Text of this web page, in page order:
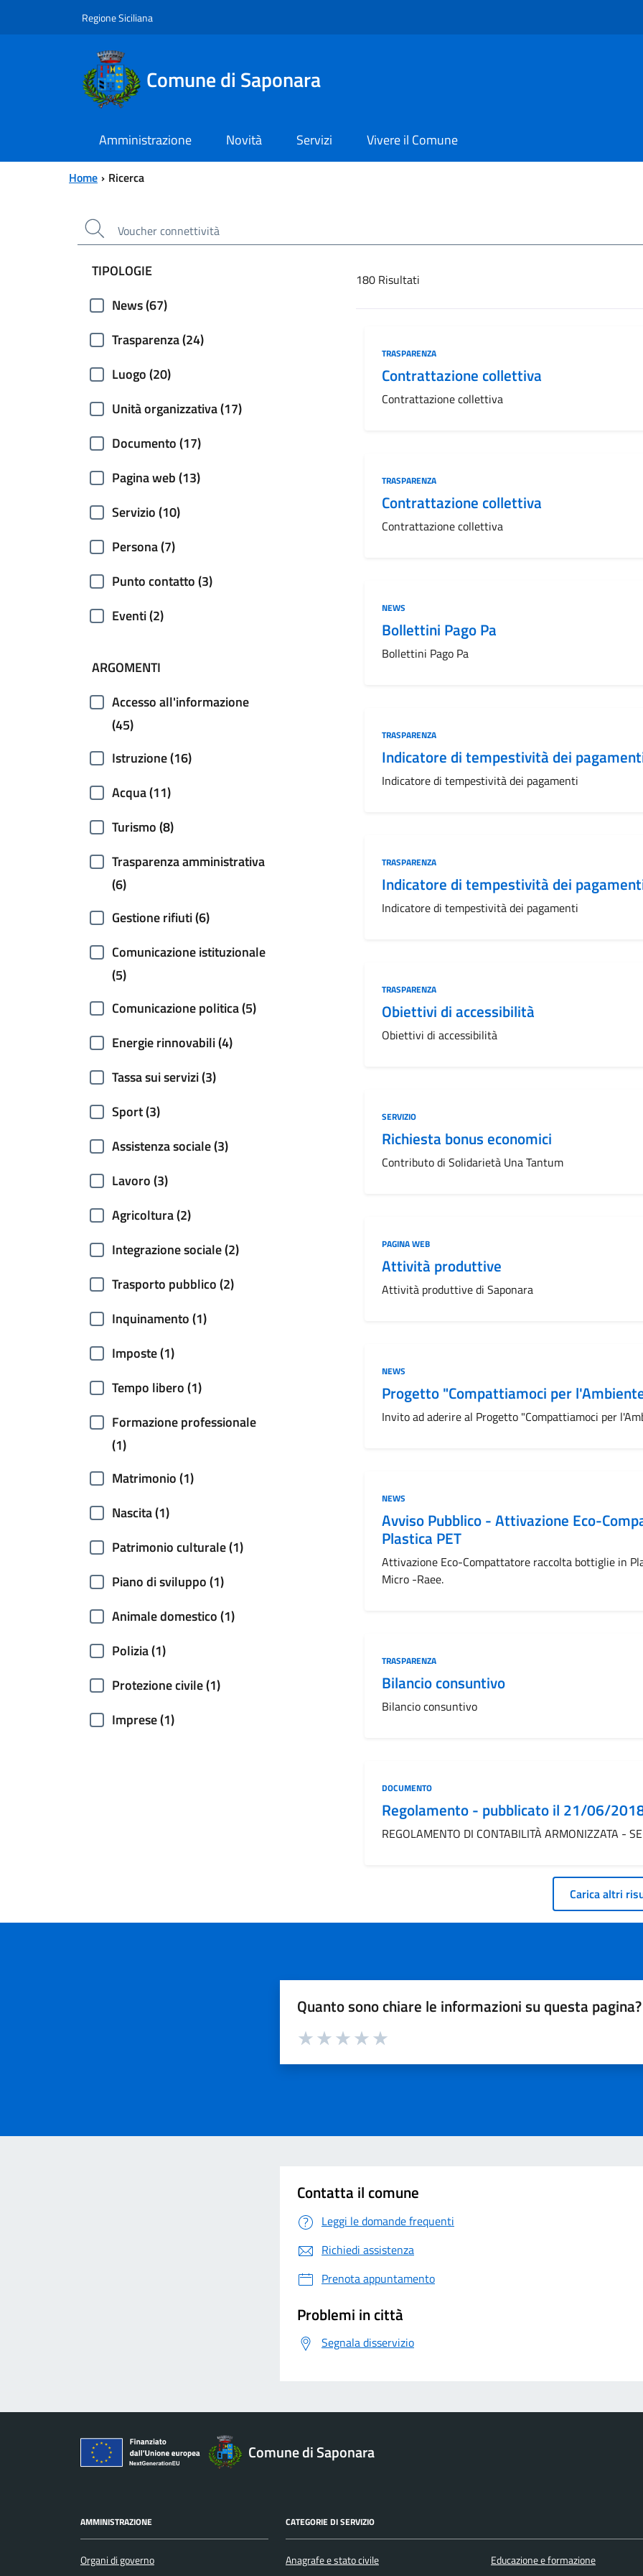
Regione Siciliana
Comune di Saponara
Amministrazione Novità Servizi Vivere il Comune
Home Ricerca
Filtri da applicare
TIPOLOGIE
News (67)
Trasparenza (24)
Luogo (20)
Unità organizzativa (17)
Documento (17)
Pagina web (13)
Servizio (10)
Persona (7)
Punto contatto (3)
Eventi (2)
ARGOMENTI
Accesso all'informazione
(45)
Istruzione (16)
Acqua (11)
Turismo (8)
Trasparenza amministrativa
(6)
Gestione rifiuti (6)
Comunicazione istituzionale
(5)
Comunicazione politica (5)
Energie rinnovabili (4)
Tassa sui servizi (3)
Sport (3)
Assistenza sociale (3)
Lavoro (3)
Agricoltura (2)
Integrazione sociale (2)
Trasporto pubblico (2)
Inquinamento (1)
Imposte (1)
Tempo libero (1)
Formazione professionale
(1)
Matrimonio (1)
Nascita (1)
Patrimonio culturale (1)
Piano di sviluppo (1)
Animale domestico (1)
Polizia (1)
Protezione civile (1)
Imprese (1)
Risultati di ricerca
180 Risultati
Categoria:
TRASPARENZA
Contrattazione collettiva
Contrattazione collettiva
Categoria:
TRASPARENZA
Contrattazione collettiva
Contrattazione collettiva
Categoria:
NEWS
Bollettini Pago Pa
Bollettini Pago Pa
Categoria:
TRASPARENZA
Indicatore di tempestività dei
Indicatore di tempestività dei pagamenti
Categoria:
TRASPARENZA
Indicatore di tempestività dei
Indicatore di tempestività dei pagamenti
Categoria:
TRASPARENZA
Obiettivi di accessibilità
Obiettivi di accessibilità
Categoria:
SERVIZIO
Richiesta bonus economici
Contributo di Solidarietà Una Tantum
Categoria:
PAGINA WEB
Attività produttive
Attività produttive di Saponara
Categoria:
NEWS
Progetto "Compattiamoci per
Invito ad aderire al Progetto "Compattiamoci per
Categoria:
NEWS
Avviso Pubblico - Attivazione Eco-
Plastica PET
Attivazione Eco-Compattatore raccolta bottiglie in
Micro -Raee.
Categoria:
TRASPARENZA
Bilancio consuntivo
Bilancio consuntivo
Categoria:
DOCUMENTO
Regolamento - pubblicato il 21/06/
REGOLAMENTO DI CONTABILITÀ ARMONIZZATA -
Carica altri
Quanto sono chiare le informazioni su questa pagina?
Contatta il comune
Leggi le domande frequenti
Richiedi assistenza
Prenota appuntamento
Problemi in città
Segnala disservizio
Comune di Saponara
AMMINISTRAZIONE
Organi di governo
CATEGORIE DI SERVIZIO
Anagrafe e stato civile
Educazione e formazione